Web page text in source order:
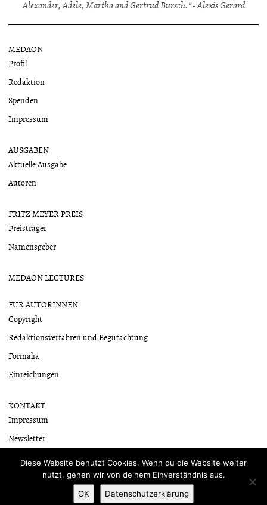
Alexander, Adele, Martha and Gertrud Bursch.“ - Alexis Gerard
MEDAON
Profil
Redaktion
Spenden
Impressum
AUSGABEN
Aktuelle Ausgabe
Autoren
FRITZ MEYER PREIS
Preisträger
Namensgeber
MEDAON LECTURES
FÜR AUTORINNEN
Copyright
Redaktionsverfahren und Begutachtung
Formalia
Einreichungen
KONTAKT
Impressum
Newsletter
Mit Stolz präsentiert von WordPress
Diese Website benutzt Cookies. Wenn du die Website weiter
nutzt, gehen wir von deinem Einverständnis aus.
OK
Datenschutzerklärung